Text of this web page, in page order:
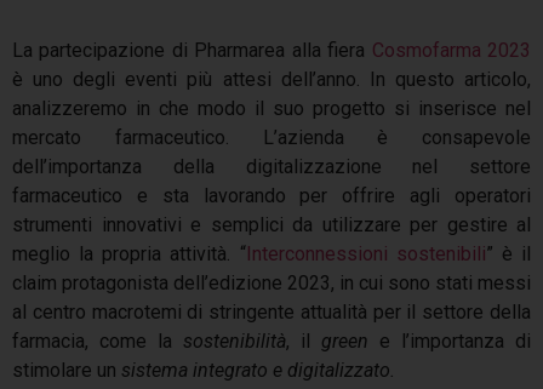
La partecipazione di Pharmarea alla fiera Cosmofarma 2023
è uno degli eventi più attesi dell’anno. In questo articolo,
analizzeremo in che modo il suo progetto si inserisce nel
mercato farmaceutico. L’azienda è consapevole
dell’importanza della digitalizzazione nel settore
farmaceutico e sta lavorando per offrire agli operatori
strumenti innovativi e semplici da utilizzare per gestire al
meglio la propria attività. “Interconnessioni sostenibili” è il
claim protagonista dell’edizione 2023, in cui sono stati messi
al centro macrotemi di stringente attualità per il settore della
farmacia, come la sostenibilità, il green e l’importanza di
stimolare un sistema integrato e digitalizzato.